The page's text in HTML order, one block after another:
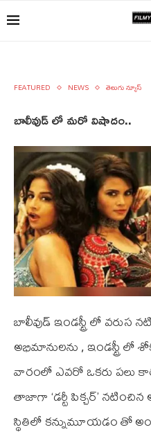
FEATURED NEWS తెలుగు న్యూస్
బాలీవుడ్ లో మరో విషాదం..
బాలీవుడ్ ఇండస్ట్రీ లో వరుస
అభిమానులను , ఇండస్ట్రీ లో
వారంలో ఎవరో ఒకరు పలు
తాజాగా ‘డర్టీ పిక్చర్’
స్థితిలో కన్నుమూయడం తో